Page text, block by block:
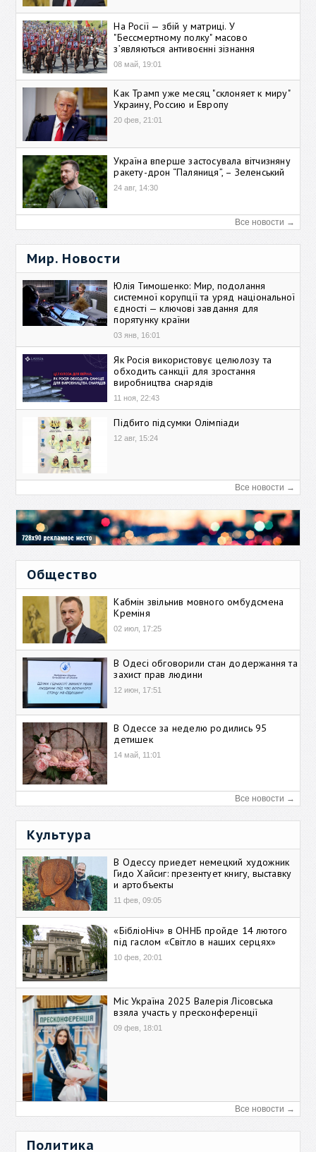
На Росії — збій у матриці. У
"Бессмертному полку" масово
зʼявляються антивоєнні зізнання
08 май, 19:01
Как Трамп уже месяц "склоняет к миру"
Украину, Россию и Европу
20 фев, 21:01
Україна вперше застосувала вітчизняну
ракету-дрон “Паляниця”, – Зеленський
24 авг, 14:30
Все новости →
Мир. Новости
Юлія Тимошенко: Мир, подолання
системної корупції та уряд національної
єдності — ключові завдання для
порятунку країни
03 янв, 16:01
Як Росія використовує целюлозу та
обходить санкції для зростання
виробництва снарядів
11 ноя, 22:43
Підбито підсумки Олімпіади
12 авг, 15:24
Все новости →
Общество
Кабмін звільнив мовного омбудсмена
Креміня
02 июл, 17:25
В Одесі обговорили стан додержання та
захист прав людини
12 июн, 17:51
В Одессе за неделю родились 95
детишек
14 май, 11:01
Все новости →
Культура
В Одессу приедет немецкий художник
Гидо Хайсиг: презентует книгу, выставку
и артобъекты
11 фев, 09:05
«БібліоНіч» в ОННБ пройде 14 лютого
під гаслом «Світло в наших серцях»
10 фев, 20:01
Міс Україна 2025 Валерія Лісовська
взяла участь у пресконференції
09 фев, 18:01
Все новости →
Политика